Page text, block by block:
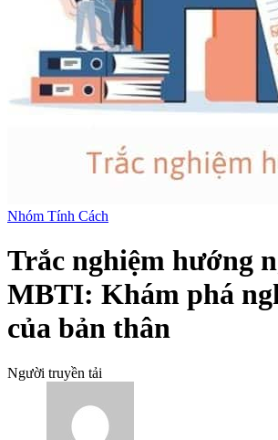
Nhóm Tính Cách
Trắc nghiệm hướng
MBTI: Khám phá
của bản thân
Người truyền tải